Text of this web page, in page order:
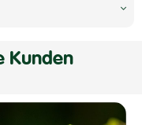
Kunden